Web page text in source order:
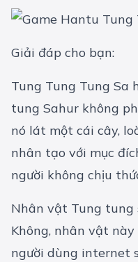
Giải đáp cho bạn:
Tung Tung Tung Sa
tung Sahur không
nó lát một cái cây,
nhân tạo với mục
người không chịu
Nhân vật Tung tung
Không, nhân vật
người dùng internet